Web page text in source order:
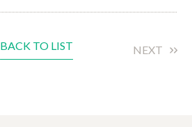
BACK TO LIST NEXT